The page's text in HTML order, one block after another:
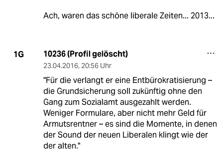
Ach, waren das schöne liberale Zeiten... 2013...
1G 10236 (Profil gelöscht)
23.04.2016, 20:56 Uhr
"Für die verlangt er eine Entbürokratisierung –
die Grundsicherung soll zukünftig ohne den
Gang zum Sozialamt ausgezahlt werden.
Weniger Formulare, aber nicht mehr Geld für
Armutsrentner – es sind die Momente, in denen
der Sound der neuen Liberalen klingt wie der
der alten."